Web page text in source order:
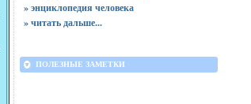
» энциклопедия человека
»читать дальше...
ПОЛЕЗНЫЕ ЗАМЕТКИ